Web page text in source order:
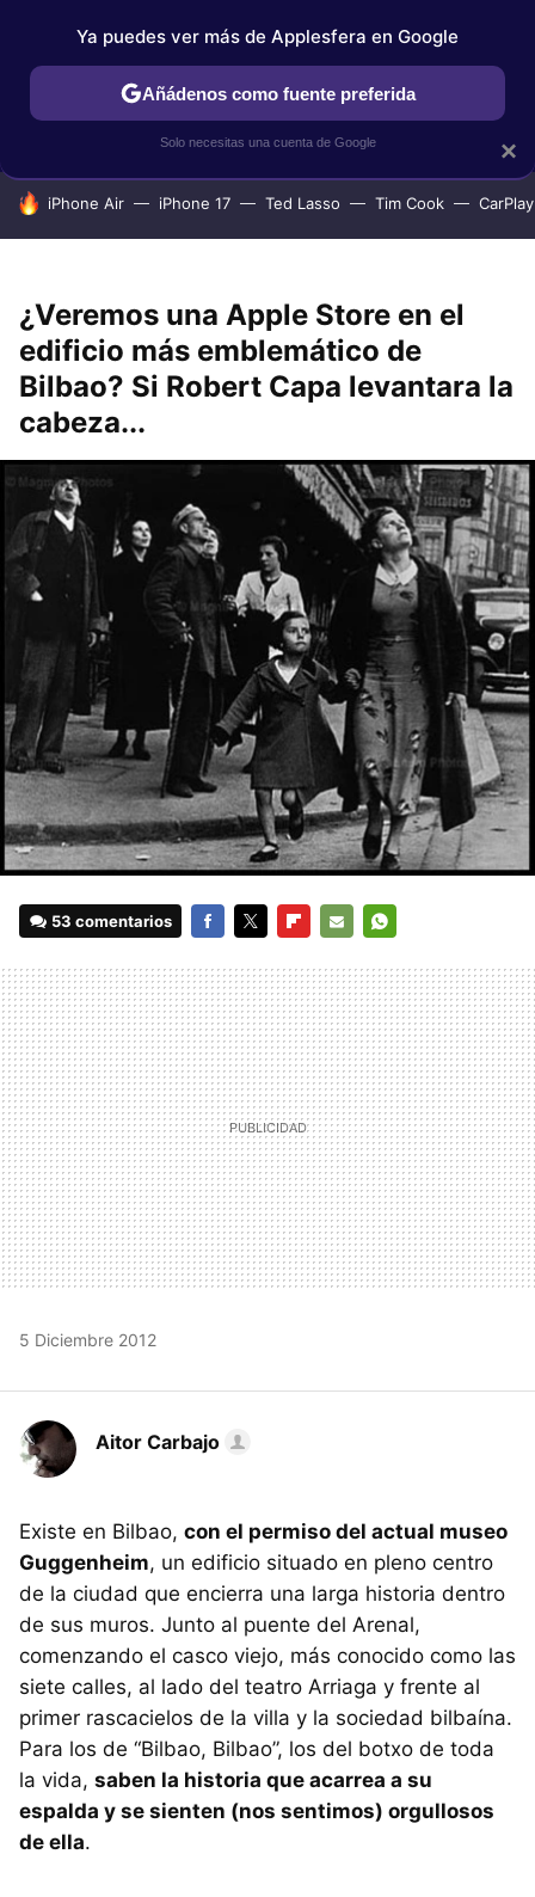
IPHONE TUTORIALES APPLESFERA SELECCIÓN
HOY SE HABLA DE
iPhone Air iPhone 17 Ted Lasso Tim Cook CarPlay
¿Veremos una Apple Store en el
edificio más emblemático de
Bilbao? Si Robert Capa levantara la
cabeza...
53 comentarios
MAIL
5 Diciembre 2012
Aitor Carbajo
Existe en Bilbao, con el permiso del actual museo
Guggenheim, un edificio situado en pleno centro
de la ciudad que encierra una larga historia dentro
de sus muros. Junto al puente del Arenal,
comenzando el casco viejo, más conocido como las
siete calles, al lado del teatro Arriaga y frente al
primer rascacielos de la villa y la sociedad bilbaína.
Para los de “Bilbao, Bilbao”, los del botxo de toda
la vida, saben la historia que acarrea a su
espalda y se sienten (nos sentimos) orgullosos
de ella.
×
Ya puedes ver más de Applesfera en Google
Añádenos como fuente preferida
Solo necesitas una cuenta de Google